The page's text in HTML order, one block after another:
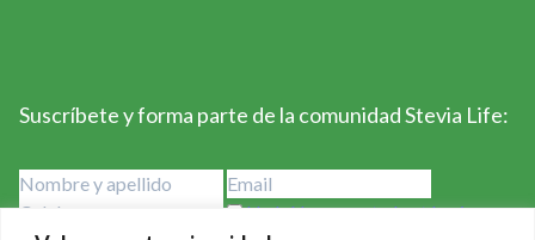
Suscríbete y forma parte de la comunidad Stevia Life:
He leído y acepto los términos y